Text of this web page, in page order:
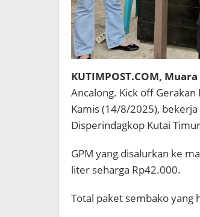
KUTIMPOST.COM,
Ancalong. Kick off Gerakan
Kamis (14/8/2025),
Disperindagkop Kutai
GPM yang disalurkan ke
liter seharga Rp42.000.
Total paket sembako yang